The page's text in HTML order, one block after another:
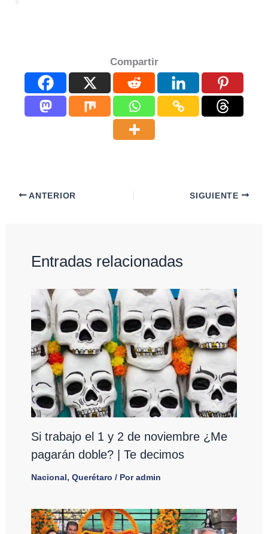
Compartir
ANTERIOR SIGUIENTE
Entradas relacionadas
Si trabajo el 1 y 2 de noviembre ¿Me
pagarán doble? | Te decimos
Nacional, Querétaro / Poradmin